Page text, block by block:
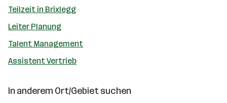
Teilzeit in Brixlegg
Leiter Planung
Talent Management
Assistent Vertrieb
In anderem Ort/Gebiet suchen